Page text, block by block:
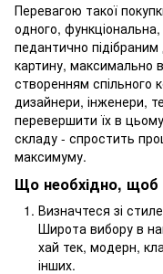
Перевагою такої
одного,
педантично
картину, максимально
створенням спільного
дизайнери, інженери,
перевершити їх в
складу - спростить
максимуму.
Що необхідно, щоб
Визначтеся зі
Широта вибору в
хай тек, модерн,
інших.